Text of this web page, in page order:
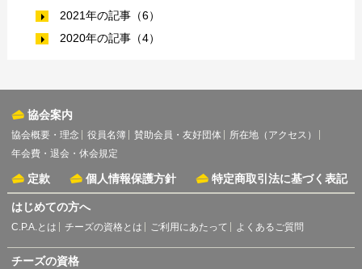
2021年の記事（6）
2020年の記事（4）
協会案内
協会概要・理念 役員名簿 賛助会員・友好団体
所在地（アクセス）
年会費・退会・休会規定
定款 個人情報保護方針 特定商取引法に基づく表記
はじめての方へ
C.P.A.とは チーズの資格とは ご利用にあたって よくあるご質問
チーズの資格